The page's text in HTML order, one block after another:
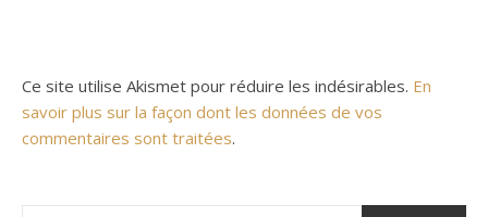
Ce site utilise Akismet pour réduire les indésirables. En
savoir plus sur la façon dont les données de vos
commentaires sont traitées.